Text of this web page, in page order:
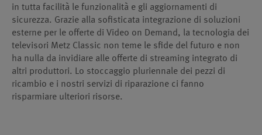
in tutta facilità le funzionalità e gli aggiornamenti di
sicurezza. Grazie alla sofisticata integrazione di soluzioni
esterne per le offerte di Video on Demand, la tecnologia dei
televisori Metz Classic non teme le sfide del futuro e non
ha nulla da invidiare alle offerte di streaming integrato di
altri produttori. Lo stoccaggio pluriennale dei pezzi di
ricambio e i nostri servizi di riparazione ci fanno
risparmiare ulteriori risorse.